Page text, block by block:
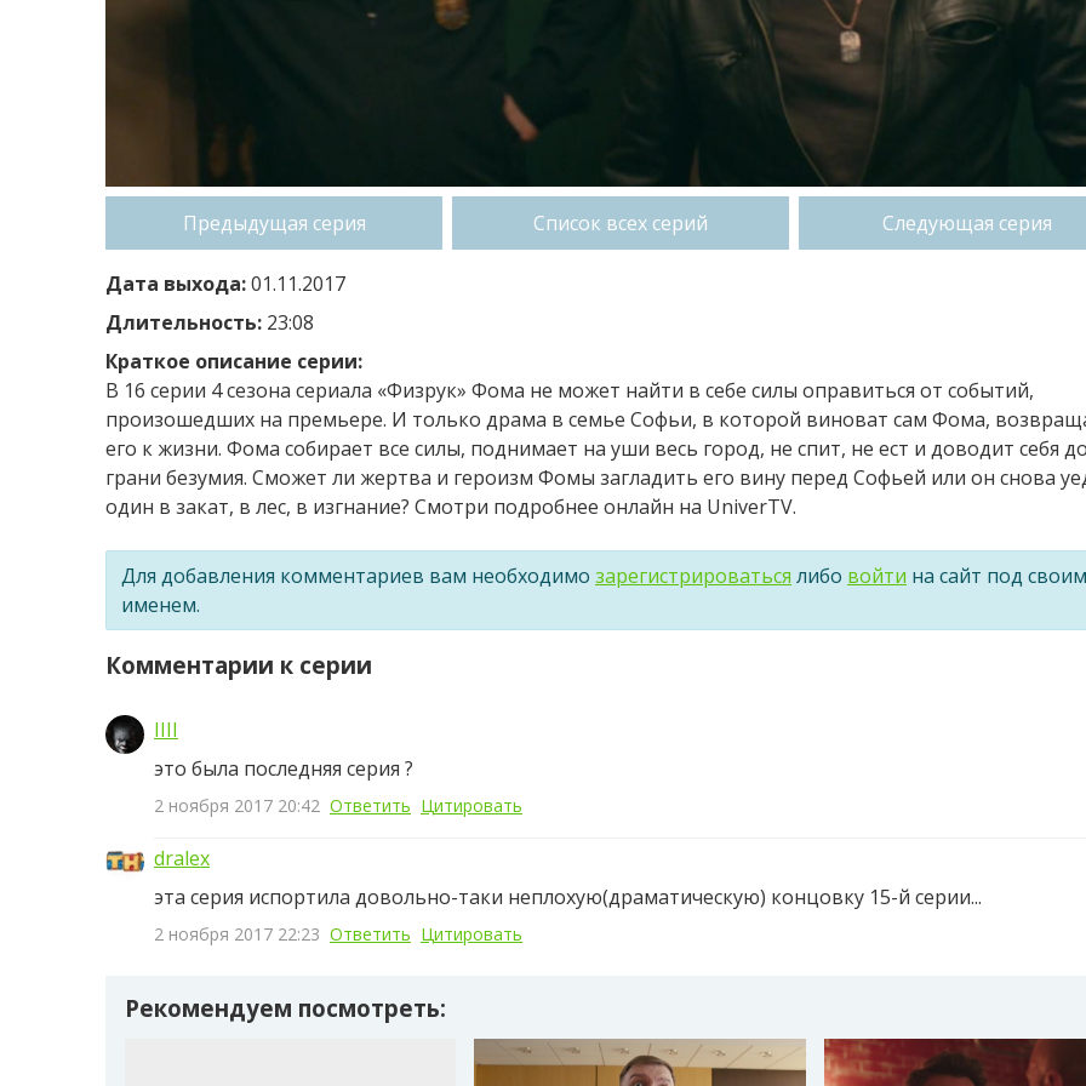
Предыдущая серия Список всех серий Следующая серия
Дата выхода:01.11.2017
Длительность: 23:08
Краткое описание серии:
В 16 серии 4 сезона сериала «Физрук» Фома не может найти в себе силы оправиться от событий,
произошедших на премьере. И только драма в семье Софьи, в которой виноват сам Фома,
его к жизни. Фома собирает все силы, поднимает на уши весь город, не спит, не ест и доводит себя
грани безумия. Сможет ли жертва и героизм Фомы загладить его вину перед Софьей или он снова
один в закат, в лес, в изгнание? Смотри подробнее онлайн на UniverTV.
Для добавления комментариев вам необходимо зарегистрироваться либо войти на сайт под своим
именем.
Комментарии к серии
IIII
это была последняя серия ?
2 ноября 2017 20:42 Ответить Цитировать
dralex
эта серия испортила довольно-таки неплохую(драматическую) концовку 15-й серии...
2 ноября 2017 22:23 Ответить Цитировать
Рекомендуем посмотреть: